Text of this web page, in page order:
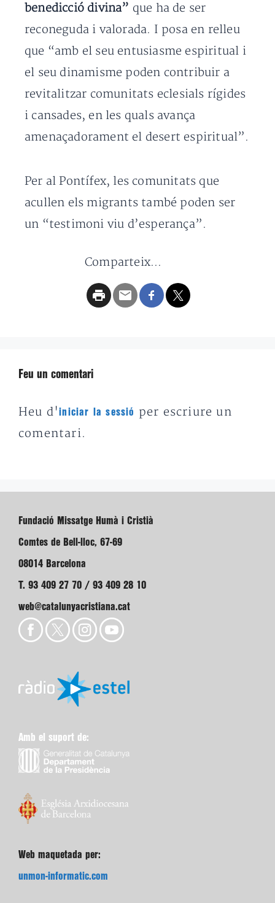
benedicció divina” que ha de ser
reconeguda i valorada. I posa en relleu
que “amb el seu entusiasme espiritual i
el seu dinamisme poden contribuir a
revitalitzar comunitats eclesials rígides
i cansades, en les quals avança
amenaçadorament el desert espiritual”.
Per al Pontífex, les comunitats que
acullen els migrants també poden ser
un “testimoni viu d’esperança”.
Comparteix...
Feu un comentari
Heu d'iniciar la sessió
per escriure un
comentari.
Fundació Missatge Humà i Cristià
Comtes de Bell-lloc, 67-69
08014 Barcelona
T. 93 409 27 70 / 93 409 28 10
web@catalunyacristiana.cat
Amb el suport de:
Web maquetada per:
unmon-informatic.com